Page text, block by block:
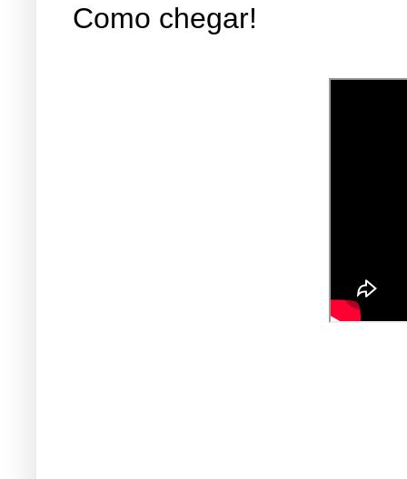
Como chegar!